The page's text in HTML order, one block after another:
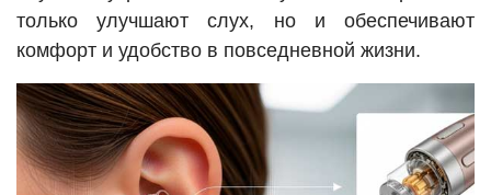
только улучшают слух, но и обеспечивают
комфорт и удобство в повседневной жизни.